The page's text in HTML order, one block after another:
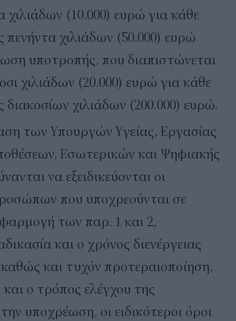
χιλιάδων (10.000) ευρώ για κάθε
χιλιάδων (50.000) ευρώ
υποτροπής, που διαπιστώνεται
χιλιάδων (20.000) ευρώ για κάθε
χιλιάδων (200.000) ευρώ.
των Υπουργών Υγείας, Εργασίας
Εσωτερικών και Ψηφιακής
να εξειδικεύονται οι
που υποχρεούνται σε
των παρ. 1 και 2,
και ο χρόνος διενέργειας
και τυχόν προτεραιοποίηση,
ο τρόπος ελέγχου της
υποχρέωση, οι ειδικότεροι όροι